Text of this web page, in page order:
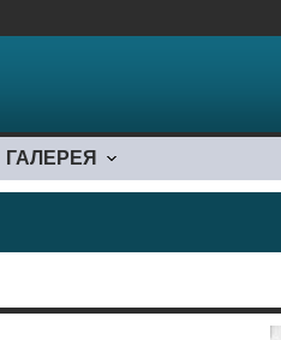
ГАЛЕРЕЯ